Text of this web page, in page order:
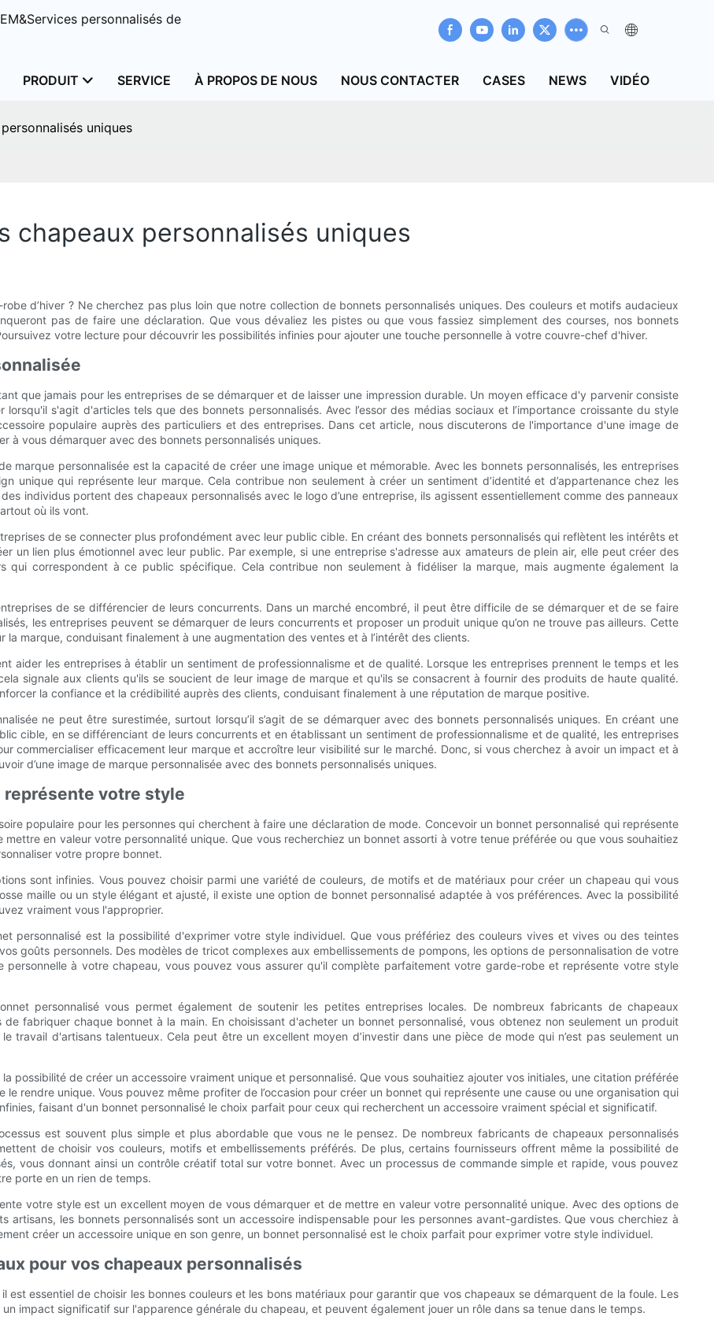
personnalisés de
PRODUIT SERVICE À PROPOS DE NOUS NOUS CONTACTER CASES NEWS VIDÉO
uniques
chapeaux personnalisés uniques
d’hiver ? Ne cherchez pas plus loin que notre collection de bonnets personnalisés uniques. Des couleurs et motifs audacieux
pas de faire une déclaration. Que vous dévaliez les pistes ou que vous fassiez simplement des courses, nos bonnets
votre lecture pour découvrir les possibilités infinies pour ajouter une touche personnelle à votre couvre-chef d'hiver.
que jamais pour les entreprises de se démarquer et de laisser une impression durable. Un moyen efficace d'y parvenir consiste
s'agit d'articles tels que des bonnets personnalisés. Avec l’essor des médias sociaux et l’importance croissante du style
populaire auprès des particuliers et des entreprises. Dans cet article, nous discuterons de l'importance d'une image de
à vous démarquer avec des bonnets personnalisés uniques.
marque personnalisée est la capacité de créer une image unique et mémorable. Avec les bonnets personnalisés, les entreprises
unique qui représente leur marque. Cela contribue non seulement à créer un sentiment d’identité et d’appartenance chez les
individus portent des chapeaux personnalisés avec le logo d’une entreprise, ils agissent essentiellement comme des panneaux
où ils vont.
de se connecter plus profondément avec leur public cible. En créant des bonnets personnalisés qui reflètent les intérêts et
un lien plus émotionnel avec leur public. Par exemple, si une entreprise s'adresse aux amateurs de plein air, elle peut créer des
qui correspondent à ce public spécifique. Cela contribue non seulement à fidéliser la marque, mais augmente également la
de se différencier de leurs concurrents. Dans un marché encombré, il peut être difficile de se démarquer et de se faire
les entreprises peuvent se démarquer de leurs concurrents et proposer un produit unique qu’on ne trouve pas ailleurs. Cette
marque, conduisant finalement à une augmentation des ventes et à l’intérêt des clients.
aider les entreprises à établir un sentiment de professionnalisme et de qualité. Lorsque les entreprises prennent le temps et les
signale aux clients qu'ils se soucient de leur image de marque et qu'ils se consacrent à fournir des produits de haute qualité.
la confiance et la crédibilité auprès des clients, conduisant finalement à une réputation de marque positive.
ne peut être surestimée, surtout lorsqu’il s’agit de se démarquer avec des bonnets personnalisés uniques. En créant une
cible, en se différenciant de leurs concurrents et en établissant un sentiment de professionnalisme et de qualité, les entreprises
commercialiser efficacement leur marque et accroître leur visibilité sur le marché. Donc, si vous cherchez à avoir un impact et à
d’une image de marque personnalisée avec des bonnets personnalisés uniques.
votre style
populaire pour les personnes qui cherchent à faire une déclaration de mode. Concevoir un bonnet personnalisé qui représente
en valeur votre personnalité unique. Que vous recherchiez un bonnet assorti à votre tenue préférée ou que vous souhaitiez
votre propre bonnet.
sont infinies. Vous pouvez choisir parmi une variété de couleurs, de motifs et de matériaux pour créer un chapeau qui vous
maille ou un style élégant et ajusté, il existe une option de bonnet personnalisé adaptée à vos préférences. Avec la possibilité
vraiment vous l'approprier.
personnalisé est la possibilité d'exprimer votre style individuel. Que vous préfériez des couleurs vives et vives ou des teintes
goûts personnels. Des modèles de tricot complexes aux embellissements de pompons, les options de personnalisation de votre
à votre chapeau, vous pouvez vous assurer qu'il complète parfaitement votre garde-robe et représente votre style
personnalisé vous permet également de soutenir les petites entreprises locales. De nombreux fabricants de chapeaux
fabriquer chaque bonnet à la main. En choisissant d'acheter un bonnet personnalisé, vous obtenez non seulement un produit
travail d'artisans talentueux. Cela peut être un excellent moyen d’investir dans une pièce de mode qui n’est pas seulement un
possibilité de créer un accessoire vraiment unique et personnalisé. Que vous souhaitiez ajouter vos initiales, une citation préférée
rendre unique. Vous pouvez même profiter de l’occasion pour créer un bonnet qui représente une cause ou une organisation qui
faisant d'un bonnet personnalisé le choix parfait pour ceux qui recherchent un accessoire vraiment spécial et significatif.
est souvent plus simple et plus abordable que vous ne le pensez. De nombreux fabricants de chapeaux personnalisés
de choisir vos couleurs, motifs et embellissements préférés. De plus, certains fournisseurs offrent même la possibilité de
vous donnant ainsi un contrôle créatif total sur votre bonnet. Avec un processus de commande simple et rapide, vous pouvez
porte en un rien de temps.
votre style est un excellent moyen de vous démarquer et de mettre en valeur votre personnalité unique. Avec des options de
artisans, les bonnets personnalisés sont un accessoire indispensable pour les personnes avant-gardistes. Que vous cherchiez à
créer un accessoire unique en son genre, un bonnet personnalisé est le choix parfait pour exprimer votre style individuel.
pour vos chapeaux personnalisés
est essentiel de choisir les bonnes couleurs et les bons matériaux pour garantir que vos chapeaux se démarquent de la foule. Les
impact significatif sur l'apparence générale du chapeau, et peuvent également jouer un rôle dans sa tenue dans le temps.